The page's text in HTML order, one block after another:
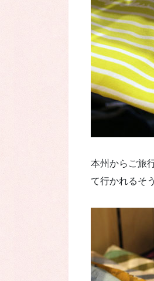
本州からご旅
て行かれるそ